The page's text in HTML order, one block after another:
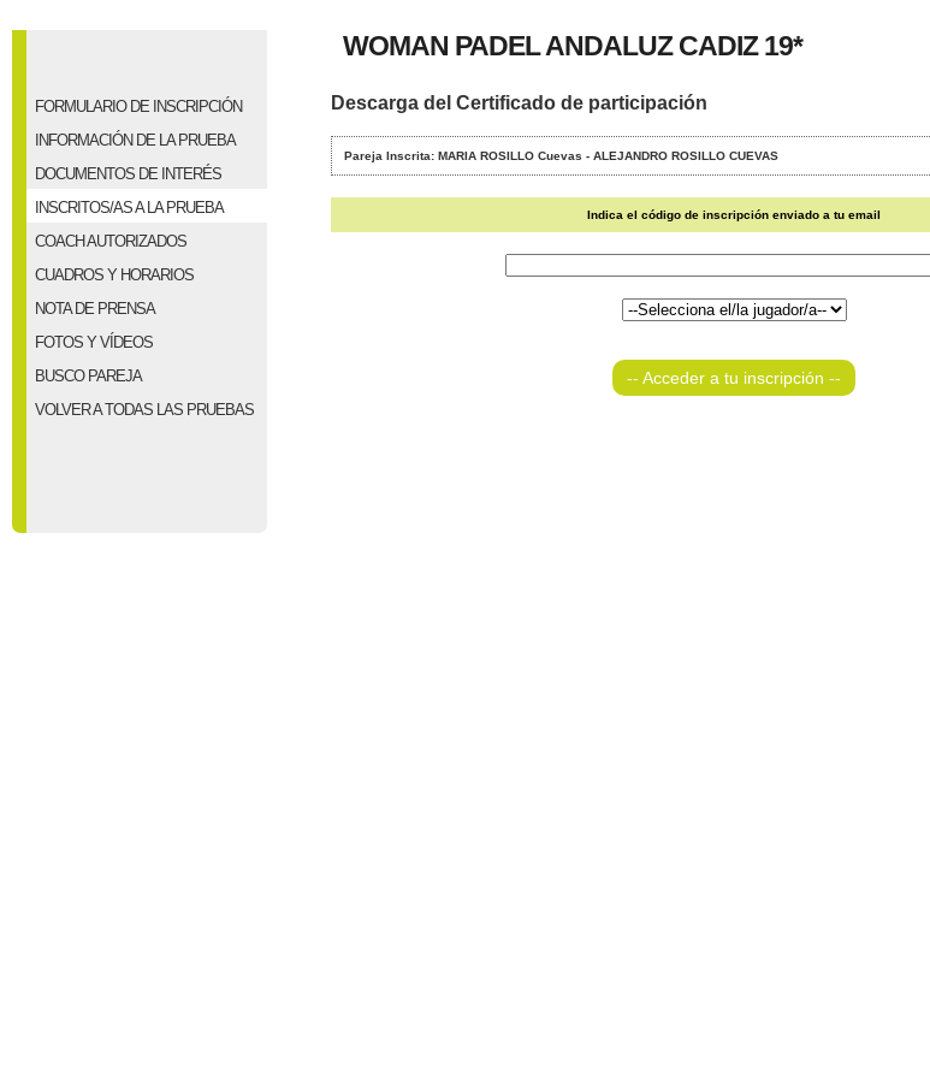
FORMULARIO DE INSCRIPCIÓN
INFORMACIÓN DE LA PRUEBA
DOCUMENTOS DE INTERÉS
INSCRITOS/AS A LA PRUEBA
COACH AUTORIZADOS
CUADROS Y HORARIOS
NOTA DE PRENSA
FOTOS Y VÍDEOS
BUSCO PAREJA
VOLVER A TODAS LAS PRUEBAS
WOMAN PADEL ANDALUZ CADIZ 19*
Descarga del Certificado de participación
Pareja Inscrita: MARIA ROSILLO Cuevas - ALEJANDRO ROSILLO CUEVAS
Indica el código de inscripción enviado a tu email
-- Acceder a tu inscripción --